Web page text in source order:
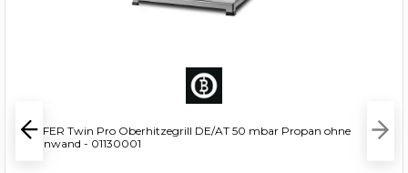
BEEFER Twin Pro Oberhitzegrill DE/AT 50 mbar Propan ohne
Trennwand - 01130001